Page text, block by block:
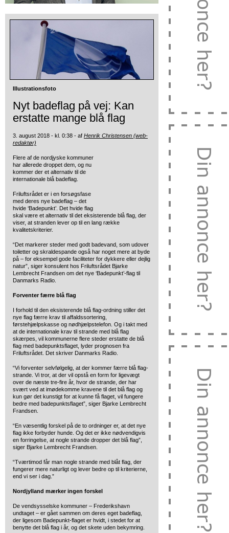
Illustrationsfoto
Nyt badeflag på vej: Kan
erstatte mange blå flag
3. august 2018 - kl. 0:38 - af Henrik Christensen (web-
redaktør)
Flere af de nordjyske kommuner
har allerede droppet dem, og nu
kommer der et alternativ til de
internationale blå badeflag.
Friluftsrådet er i en forsøgsfase
med deres nye badeflag – det
hvide ‘Badepunkt’. Det hvide flag
skal være et alternativ til det eksisterende blå flag, der
viser, at stranden lever op til en lang række
kvalitetskriterier.
“Det markerer steder med godt badevand, som udover
toiletter og skraldespande også har noget mere at byde
på – for eksempel gode faciliteter for dykkere eller dejlig
natur”, siger konsulent hos Friluftsrådet Bjarke
Lembrecht Frandsen om det nye ‘Badepunkt’-flag til
Danmarks Radio.
Forventer færre blå flag
I forhold til den eksisterende blå flag-ordning stiller det
nye flag færre krav til affaldssortering,
førstehjælpskasse og nødhjælpstelefon. Og i takt med
at de internationale krav til strande med blå flag
skærpes, vil kommunerne flere steder erstatte de blå
flag med badepunktsflaget, lyder prognosen fra
Friluftsrådet. Det skriver Danmarks Radio.
“Vi forventer selvfølgelig, at der kommer færre blå flag-
strande. Vi tror, at der vil opstå en form for ligevægt
over de næste tre-fire år, hvor de strande, der har
svært ved at imødekomme kravene til det blå flag og
kun gør det kunstigt for at kunne få flaget, vil fungere
bedre med badepunktsflaget”, siger Bjarke Lembrecht
Frandsen.
“En væsentlig forskel på de to ordninger er, at det nye
flag ikke forbyder hunde. Og det er ikke nødvendigvis
en forringelse, at nogle strande dropper det blå flag”,
siger Bjarke Lembrecht Frandsen.
“Tværtimod får man nogle strande med blåt flag, der
fungerer mere naturligt og lever bedre op til kriterierne,
end vi ser i dag.”
Nordjylland mærker ingen forskel
De vendsysselske kommuner – Frederikshavn
undtaget – er gået sammen om deres eget badeflag,
der ligesom Badepunkt-flaget er hvidt, i stedet for at
benytte det blå flag i år, og det skete uden bekymring.